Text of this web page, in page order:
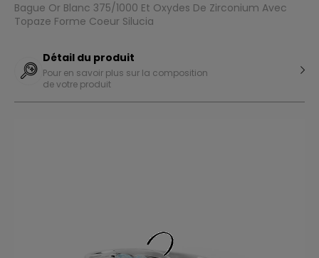
Bague Or Blanc 375/1000 Et Oxydes De Zirconium Avec
Topaze Forme Coeur Silucia
Détail du produit
Pour en savoir plus sur la composition
de votre produit